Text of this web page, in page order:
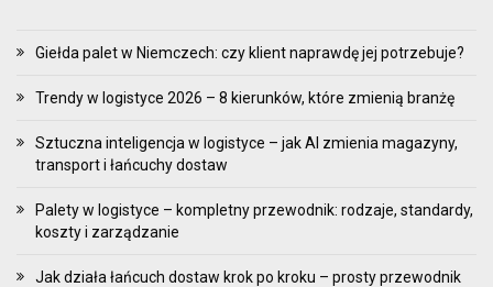
Giełda palet w Niemczech: czy klient naprawdę jej potrzebuje?
Trendy w logistyce 2026 – 8 kierunków, które zmienią branżę
Sztuczna inteligencja w logistyce – jak AI zmienia magazyny,
transport i łańcuchy dostaw
Palety w logistyce – kompletny przewodnik: rodzaje, standardy,
koszty i zarządzanie
Jak działa łańcuch dostaw krok po kroku – prosty przewodnik